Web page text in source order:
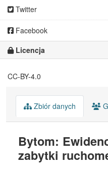
Twitter
Facebook
Licencja
CC-BY-4.0
Zbiór danych
Bytom:
zabytki